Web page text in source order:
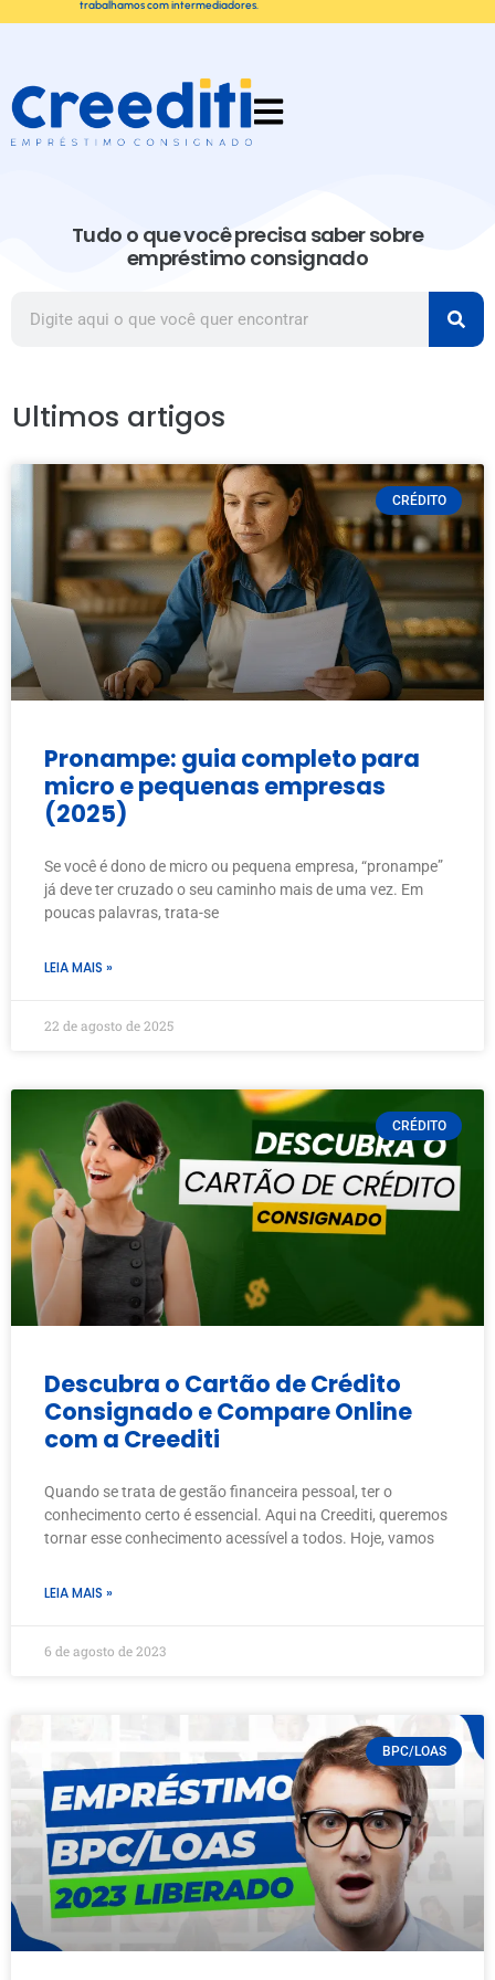
trabalhamos com intermediadores.
Tudo o que você precisa saber sobre
empréstimo consignado
Ultimos artigos
CRÉDITO
Pronampe: guia completo para
micro e pequenas empresas
(2025)
Se você é dono de micro ou pequena empresa, “pronampe”
já deve ter cruzado o seu caminho mais de uma vez. Em
poucas palavras, trata-se
LEIA MAIS »
22 de agosto de 2025
CRÉDITO
Descubra o Cartão de Crédito
Consignado e Compare Online
com a Creediti
Quando se trata de gestão financeira pessoal, ter o
conhecimento certo é essencial. Aqui na Creediti, queremos
tornar esse conhecimento acessível a todos. Hoje, vamos
LEIA MAIS »
6 de agosto de 2023
BPC/LOAS